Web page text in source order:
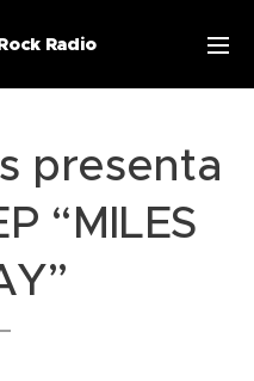
Radio
presenta
“MILES